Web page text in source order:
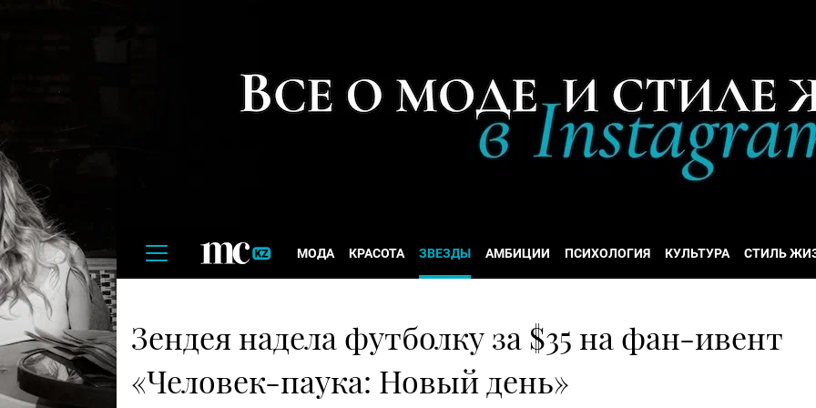
МОДА КРАСОТА ЗВЕЗДЫ АМБИЦИИ ПСИХОЛОГИЯ КУЛЬТУРА СТИЛЬ
Зендея надела футболку за $35 на фан-ивент
«Человек-паука: Новый день»